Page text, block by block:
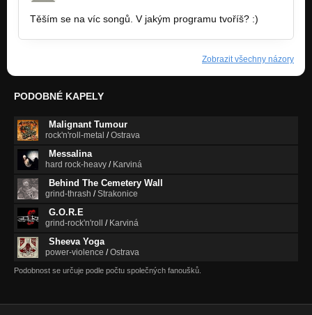
Těším se na víc songů. V jakým programu tvoříš? :)
Zobrazit všechny názory
PODOBNÉ KAPELY
Malignant Tumour
rock'n'roll-metal /Ostrava
Messalina
hard rock-heavy / Karviná
Behind The Cemetery Wall
grind-thrash /Strakonice
G.O.R.E
grind-rock'n'roll / Karviná
Sheeva Yoga
power-violence /Ostrava
Podobnost se určuje podle počtu společných fanoušků.